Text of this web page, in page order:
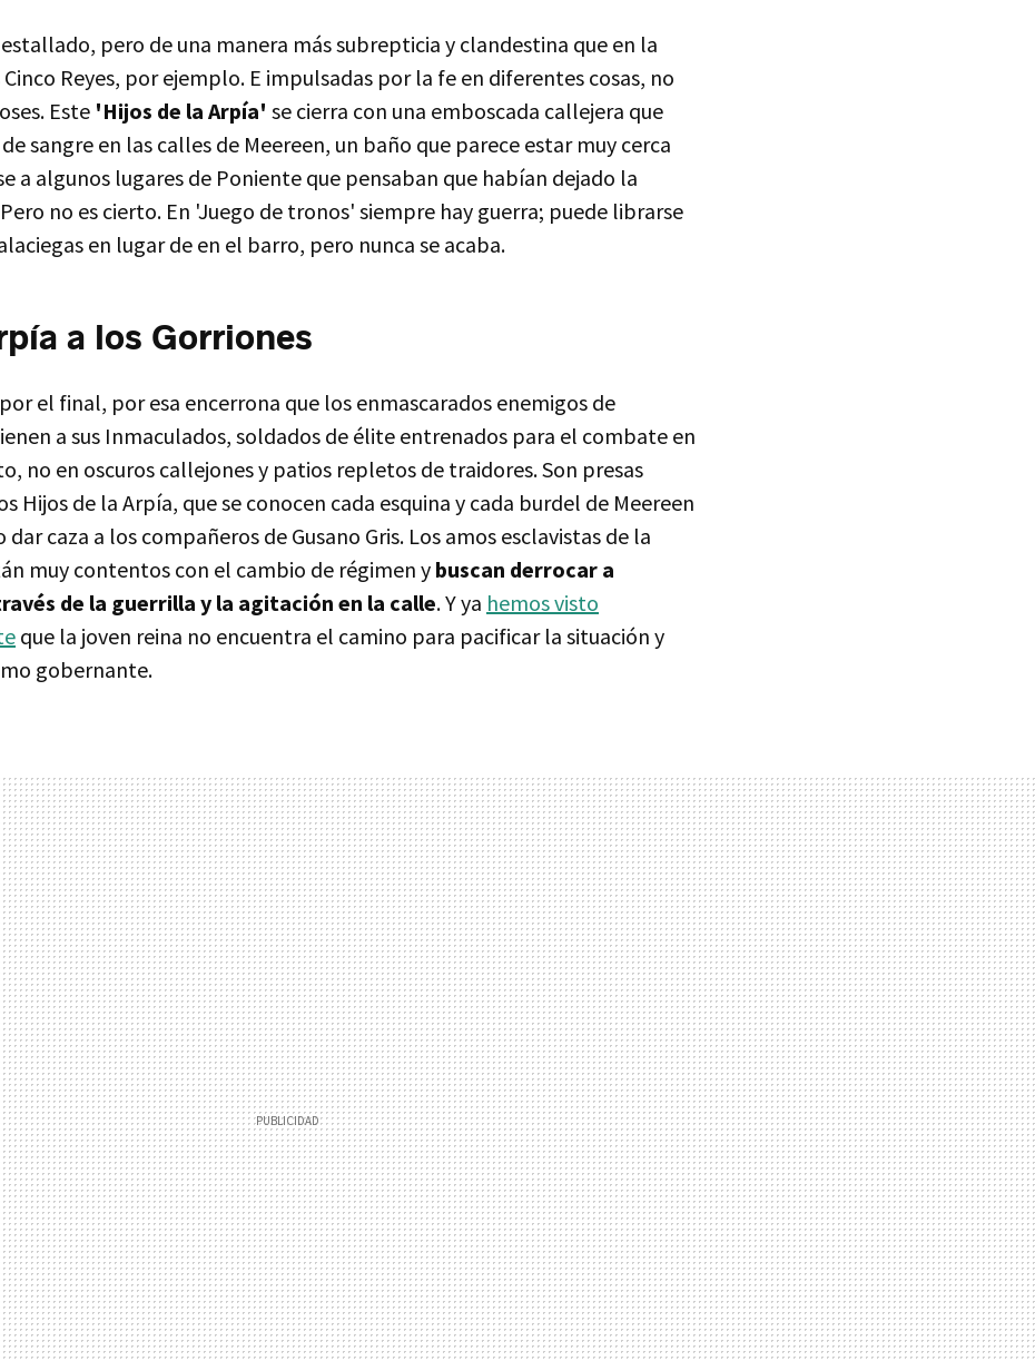
estallado, pero de una manera más subrepticia y clandestina que en la
Cinco Reyes, por ejemplo. E impulsadas por la fe en diferentes cosas, no
Este 'Hijos de la Arpía' se cierra con una emboscada callejera que
sangre en las calles de Meereen, un baño que parece estar muy cerca
a algunos lugares de Poniente que pensaban que habían dejado la
no es cierto. En 'Juego de tronos' siempre hay guerra; puede librarse
en lugar de en el barro, pero nunca se acaba.
a los Gorriones
el final, por esa encerrona que los enmascarados enemigos de
a sus Inmaculados, soldados de élite entrenados para el combate en
no en oscuros callejones y patios repletos de traidores. Son presas
Hijos de la Arpía, que se conocen cada esquina y cada burdel de Meereen
dar caza a los compañeros de Gusano Gris. Los amos esclavistas de la
muy contentos con el cambio de régimen y buscan derrocar a
de la guerrilla y la agitación en la calle. Y ya hemos visto
que la joven reina no encuentra el camino para pacificar la situación y
gobernante.